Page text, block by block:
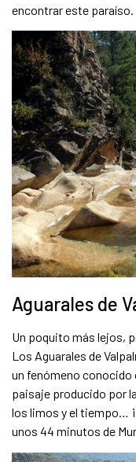
encontrar este paraíso.
Aguarales de
Un poquito más lejos,
Los Aguarales de
un fenómeno conocido
paisaje producido por
los limos y el tiempo…
unos 44 minutos de